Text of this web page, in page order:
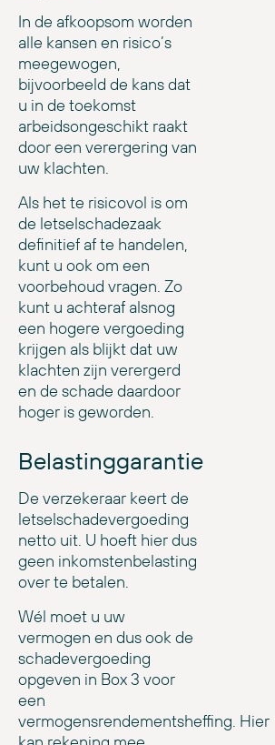
In de afkoopsom worden
alle kansen en risico’s
meegewogen,
bijvoorbeeld de kans dat
u in de toekomst
arbeidsongeschikt raakt
door een verergering van
uw klachten.
Als het te risicovol is om
de letselschadezaak
definitief af te handelen,
kunt u ook om een
voorbehoud vragen. Zo
kunt u achteraf alsnog
een hogere vergoeding
krijgen als blijkt dat uw
klachten zijn verergerd
en de schade daardoor
hoger is geworden.
Belastinggarantie
De verzekeraar keert de
letselschadevergoeding
netto uit. U hoeft hier dus
geen inkomstenbelasting
over te betalen.
Wél moet u uw
vermogen en dus ook de
schadevergoeding
opgeven in Box 3 voor
een
vermogensrendementsheffing. Hier